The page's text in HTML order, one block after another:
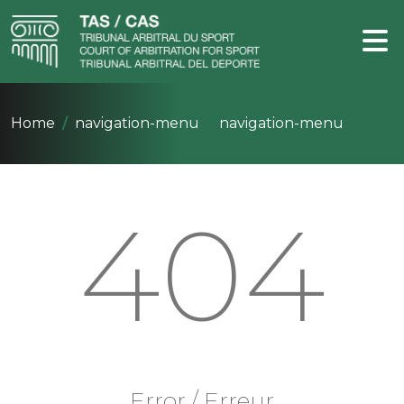
Home navigation-menu navigation-menu
404